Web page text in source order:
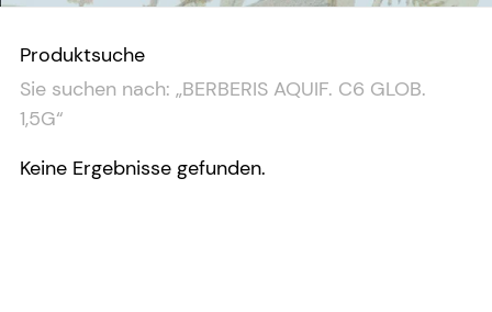
Produktsuche
Sie suchen nach: „BERBERIS AQUIF. C6 GLOB.
1,5G“
Keine Ergebnisse gefunden.